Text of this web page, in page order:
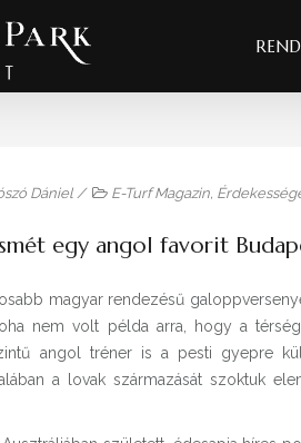
Dániel / E-Turf Magazin,
egy angol favorit
magyar rendezésű
nem volt példa arra, hogy a
angol tréner is a pesti gyepre
a lovak származását szoktuk